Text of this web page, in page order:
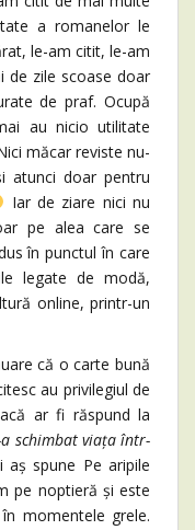
a romanelor le
le-am citit, le-am
de zile scoase doar
de praf. Ocupă
au nicio utilitate
măcar reviste nu-
atunci doar pentru
Iar de ziare nici nu
pe alea care se
în punctul în care
legate de modă,
online, printr-un
că o carte bună
au privilegiul de
ar fi răspund la
schimbat viața într-
aș spune Pe aripile
pe noptieră și este
momentele grele.